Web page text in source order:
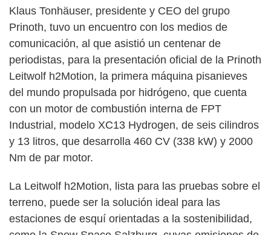
Klaus Tonhäuser, presidente y CEO del grupo
Prinoth, tuvo un encuentro con los medios de
comunicación, al que asistió un centenar de
periodistas, para la presentación oficial de la Prinoth
Leitwolf h2Motion, la primera máquina pisanieves
del mundo propulsada por hidrógeno, que cuenta
con un motor de combustión interna de FPT
Industrial, modelo XC13 Hydrogen, de seis cilindros
y 13 litros, que desarrolla 460 CV (338 kW) y 2000
Nm de par motor.
La Leitwolf h2Motion, lista para las pruebas sobre el
terreno, puede ser la solución ideal para las
estaciones de esquí orientadas a la sostenibilidad,